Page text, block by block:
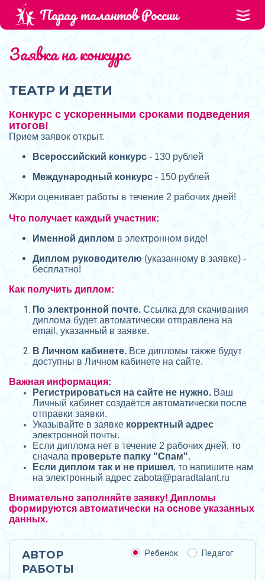
Парад талантов России
Заявка на конкурс
ТЕАТР И ДЕТИ
Конкурс с ускоренными сроками подведения
итогов!
Прием заявок открыт.
Всероссийский конкурс - 130 рублей
Международный конкурс - 150 рублей
Жюри оценивает работы в течение 2 рабочих дней!
Что получает каждый участник:
Именной диплом в электронном виде!
Диплом руководителю (указанному в заявке) -
бесплатно!
Как получить диплом:
По электронной почте. Ссылка для скачивания
диплома будет автоматически отправлена на
email, указанный в заявке.
В Личном кабинете. Все дипломы также будут
доступны в Личном кабинете на сайте.
Важная информация:
Регистрироваться на сайте не нужно. Ваш
Личный кабинет создаётся автоматически после
отправки заявки.
Указывайте в заявке корректный адрес
электронной почты.
Если диплома нет в течение 2 рабочих дней, то
сначала проверьте папку "Спам".
Если диплом так и не пришел, то напишите нам
на электронный адрес zabota@paradtalant.ru
Внимательно заполняйте заявку! Дипломы
формируются автоматически на основе указанных
данных.
АВТОР
РАБОТЫ
Ребенок Педагог